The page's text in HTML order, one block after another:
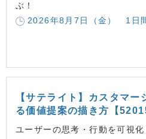
ぶ！
2026年8月7日（金） 1日
【サテライト】カスタマー
る価値提案の描き方【
ユーザーの思考・行動を可視